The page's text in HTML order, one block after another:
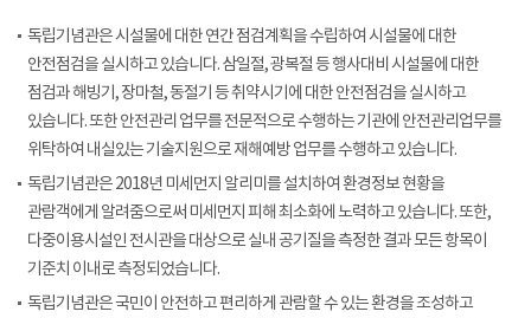
독립기념관은 시설물에 대한 연간 점검계획을 수립하여 시설물에 대한
안전점검을 실시하고 있습니다. 삼일절, 광복절 등 행사대비 시설물에 대한
점검과 해빙기, 장마철, 동절기 등 취약시기에 대한 안전점검을 실시하고
있습니다. 또한 안전관리 업무를 전문적으로 수행하는 기관에 안전관리업무를
위탁하여 내실있는 기술지원으로 재해예방 업무를 수행하고 있습니다.
독립기념관은 2018년 미세먼지 알리미를 설치하여 환경정보 현황을
관람객에게 알려줌으로써 미세먼지 피해 최소화에 노력하고 있습니다. 또한,
다중이용시설인 전시관을 대상으로 실내 공기질을 측정한 결과 모든 항목이
기준치 이내로 측정되었습니다.
독립기념관은 국민이 안전하고 편리하게 관람할 수 있는 환경을 조성하고